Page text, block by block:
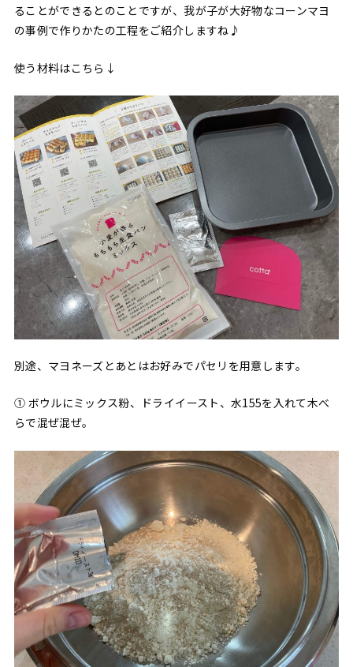
ることができるとのことですが、我が子が大好物なコーンマヨ
の事例で作りかたの工程をご紹介しますね♪
使う材料はこちら↓
別途、マヨネーズとあとはお好みでパセリを用意します。
① ボウルにミックス粉、ドライイースト、水155を入れて木べ
らで混ぜ混ぜ。